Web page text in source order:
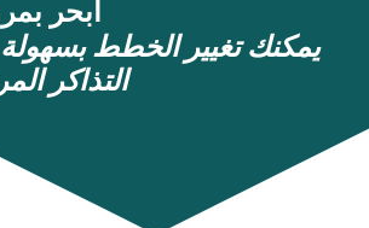
أبحر
يمكنك تغيير الخطط
التذاكر